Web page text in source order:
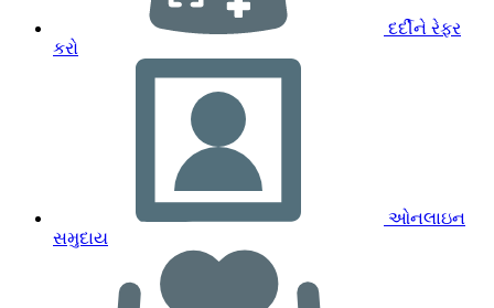
દર્દીને રેફર
કરો
ઓનલાઇન
સમુદાય